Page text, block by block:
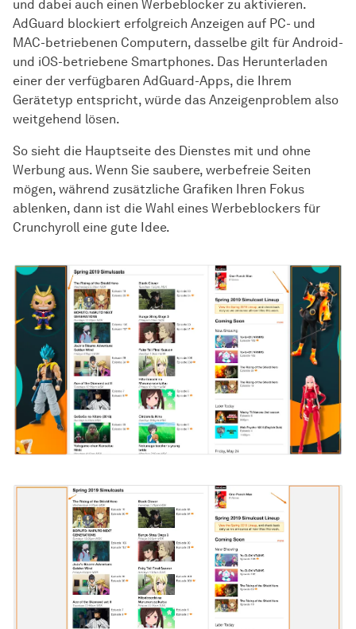
und dabei auch einen Werbeblocker zu aktivieren.
AdGuard blockiert erfolgreich Anzeigen auf PC- und
MAC-betriebenen Computern, dasselbe gilt für Android-
und iOS-betriebene Smartphones. Das Herunterladen
einer der verfügbaren AdGuard-Apps, die Ihrem
Gerätetyp entspricht, würde das Anzeigenproblem also
weitgehend lösen.
So sieht die Hauptseite des Dienstes mit und ohne
Werbung aus. Wenn Sie saubere, werbefreie Seiten
mögen, während zusätzliche Grafiken Ihren Fokus
ablenken, dann ist die Wahl eines Werbeblockers für
Crunchyroll eine gute Idee.